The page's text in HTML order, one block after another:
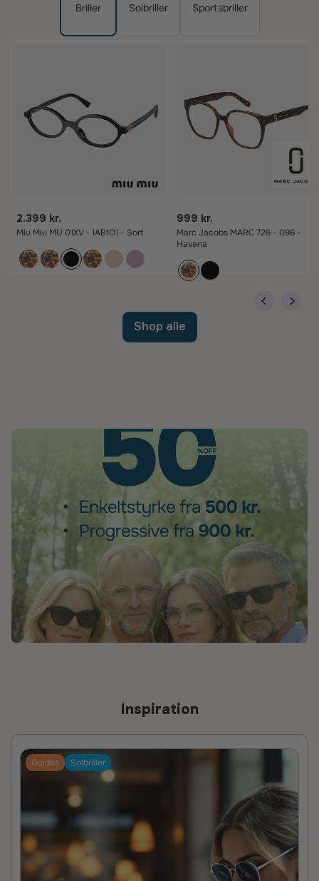
Briller Solbriller Sportsbriller
2.399 kr.
Miu Miu MU 01XV - 1AB1O1 - Sort
999 kr.
Marc Jacobs MARC 726 - 086 -
Havana
Shop alle
Inspiration
Guides Solbriller